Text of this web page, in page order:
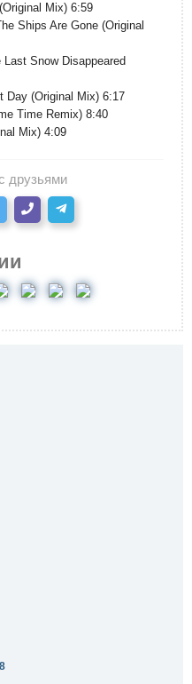
Mix) 6:59
Ships Are Gone (Original
Snow Disappeared
Day (Original Mix) 6:17
Time Remix) 8:40
Mix) 4:09
друзьями